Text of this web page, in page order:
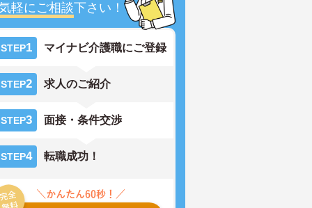
軽にご相談下さい！
STEP1 マイナビ介護職にご登録
STEP2 求人のご紹介
STEP3 面接・条件交渉
STEP4 転職成功！